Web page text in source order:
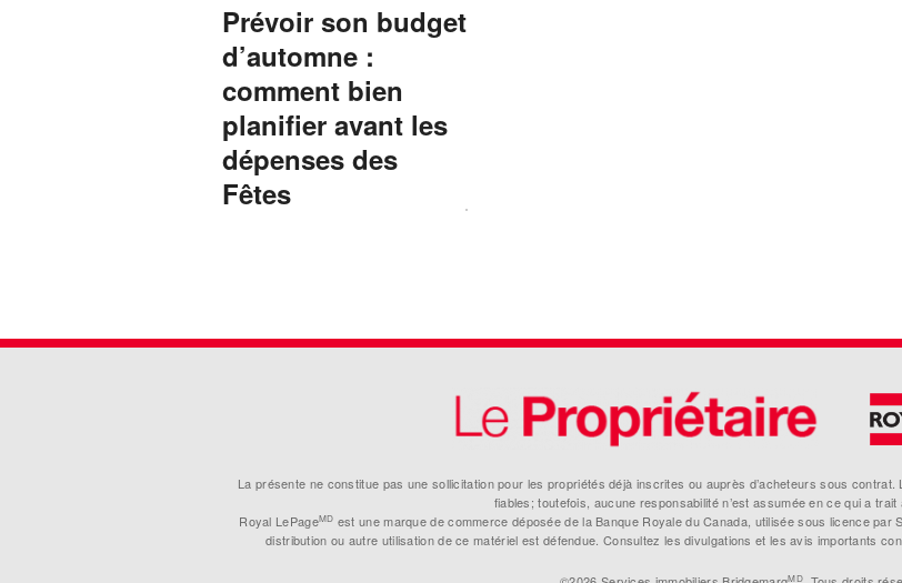
Prévoir son budget
d’automne :
comment bien
planifier avant les
dépenses des
Fêtes
La présente ne constitue pas une sollicitation pour les propriétés déjà inscrites ou auprès d’acheteurs sous
fiables; toutefois, aucune responsabilité n’est assumée en ce qui a trait
Royal LePageMD est une marque de commerce déposée de la Banque Royale du Canada, utilisée sous licence par
distribution ou autre utilisation de ce matériel est défendue. Consultez les divulgations et les avis importants
MD